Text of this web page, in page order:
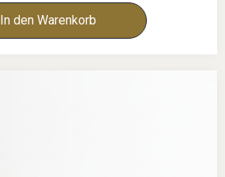
In den Warenkorb